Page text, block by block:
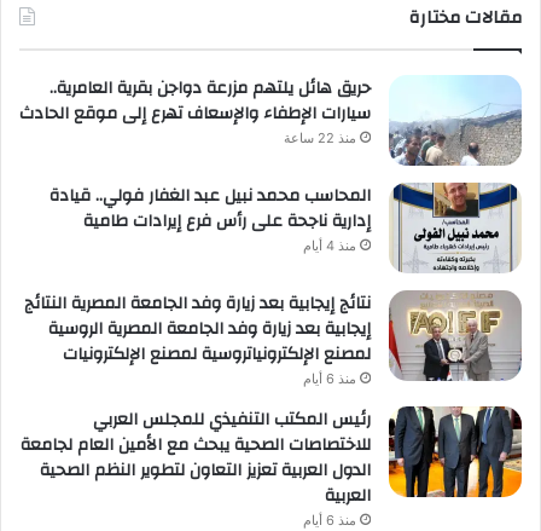
مقالات مختارة
حريق هائل يلتهم مزرعة دواجن بقرية العامرية..
سيارات الإطفاء والإسعاف تهرع إلى موقع الحادث
منذ 22 ساعة
المحاسب محمد نبيل عبد الغفار فولي.. قيادة
إدارية ناجحة على رأس فرع إيرادات طامية
منذ 4 أيام
نتائج إيجابية بعد زيارة وفد الجامعة المصرية النتائج
إيجابية بعد زيارة وفد الجامعة المصرية الروسية
لمصنع الإلكترونياتروسية لمصنع الإلكترونيات
منذ 6 أيام
رئيس المكتب التنفيذي للمجلس العربي
للاختصاصات الصحية يبحث مع الأمين العام لجامعة
الدول العربية تعزيز التعاون لتطوير النظم الصحية
العربية
منذ 6 أيام